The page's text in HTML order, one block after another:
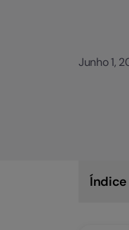
Junho 1,
Índice